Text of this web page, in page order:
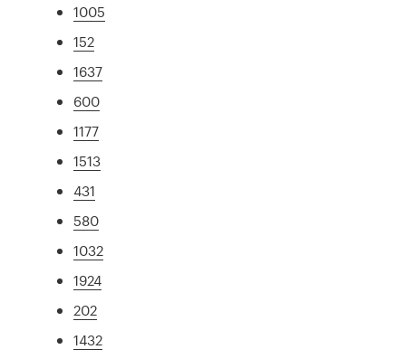
1005
152
1637
600
1177
1513
431
580
1032
1924
202
1432